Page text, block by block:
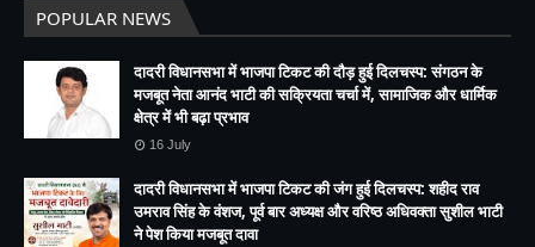
POPULAR NEWS
दादरी विधानसभा में भाजपा टिकट की दौड़ हुई दिलचस्प: संगठन के
मजबूत नेता आनंद भाटी की सक्रियता चर्चा में, सामाजिक और धार्मिक
क्षेत्र में भी बढ़ा प्रभाव
16 July
दादरी विधानसभा में भाजपा टिकट की जंग हुई दिलचस्प: शहीद राव
उमराव सिंह के वंशज, पूर्व बार अध्यक्ष और वरिष्ठ अधिवक्ता सुशील भाटी
ने पेश किया मजबूत दावा